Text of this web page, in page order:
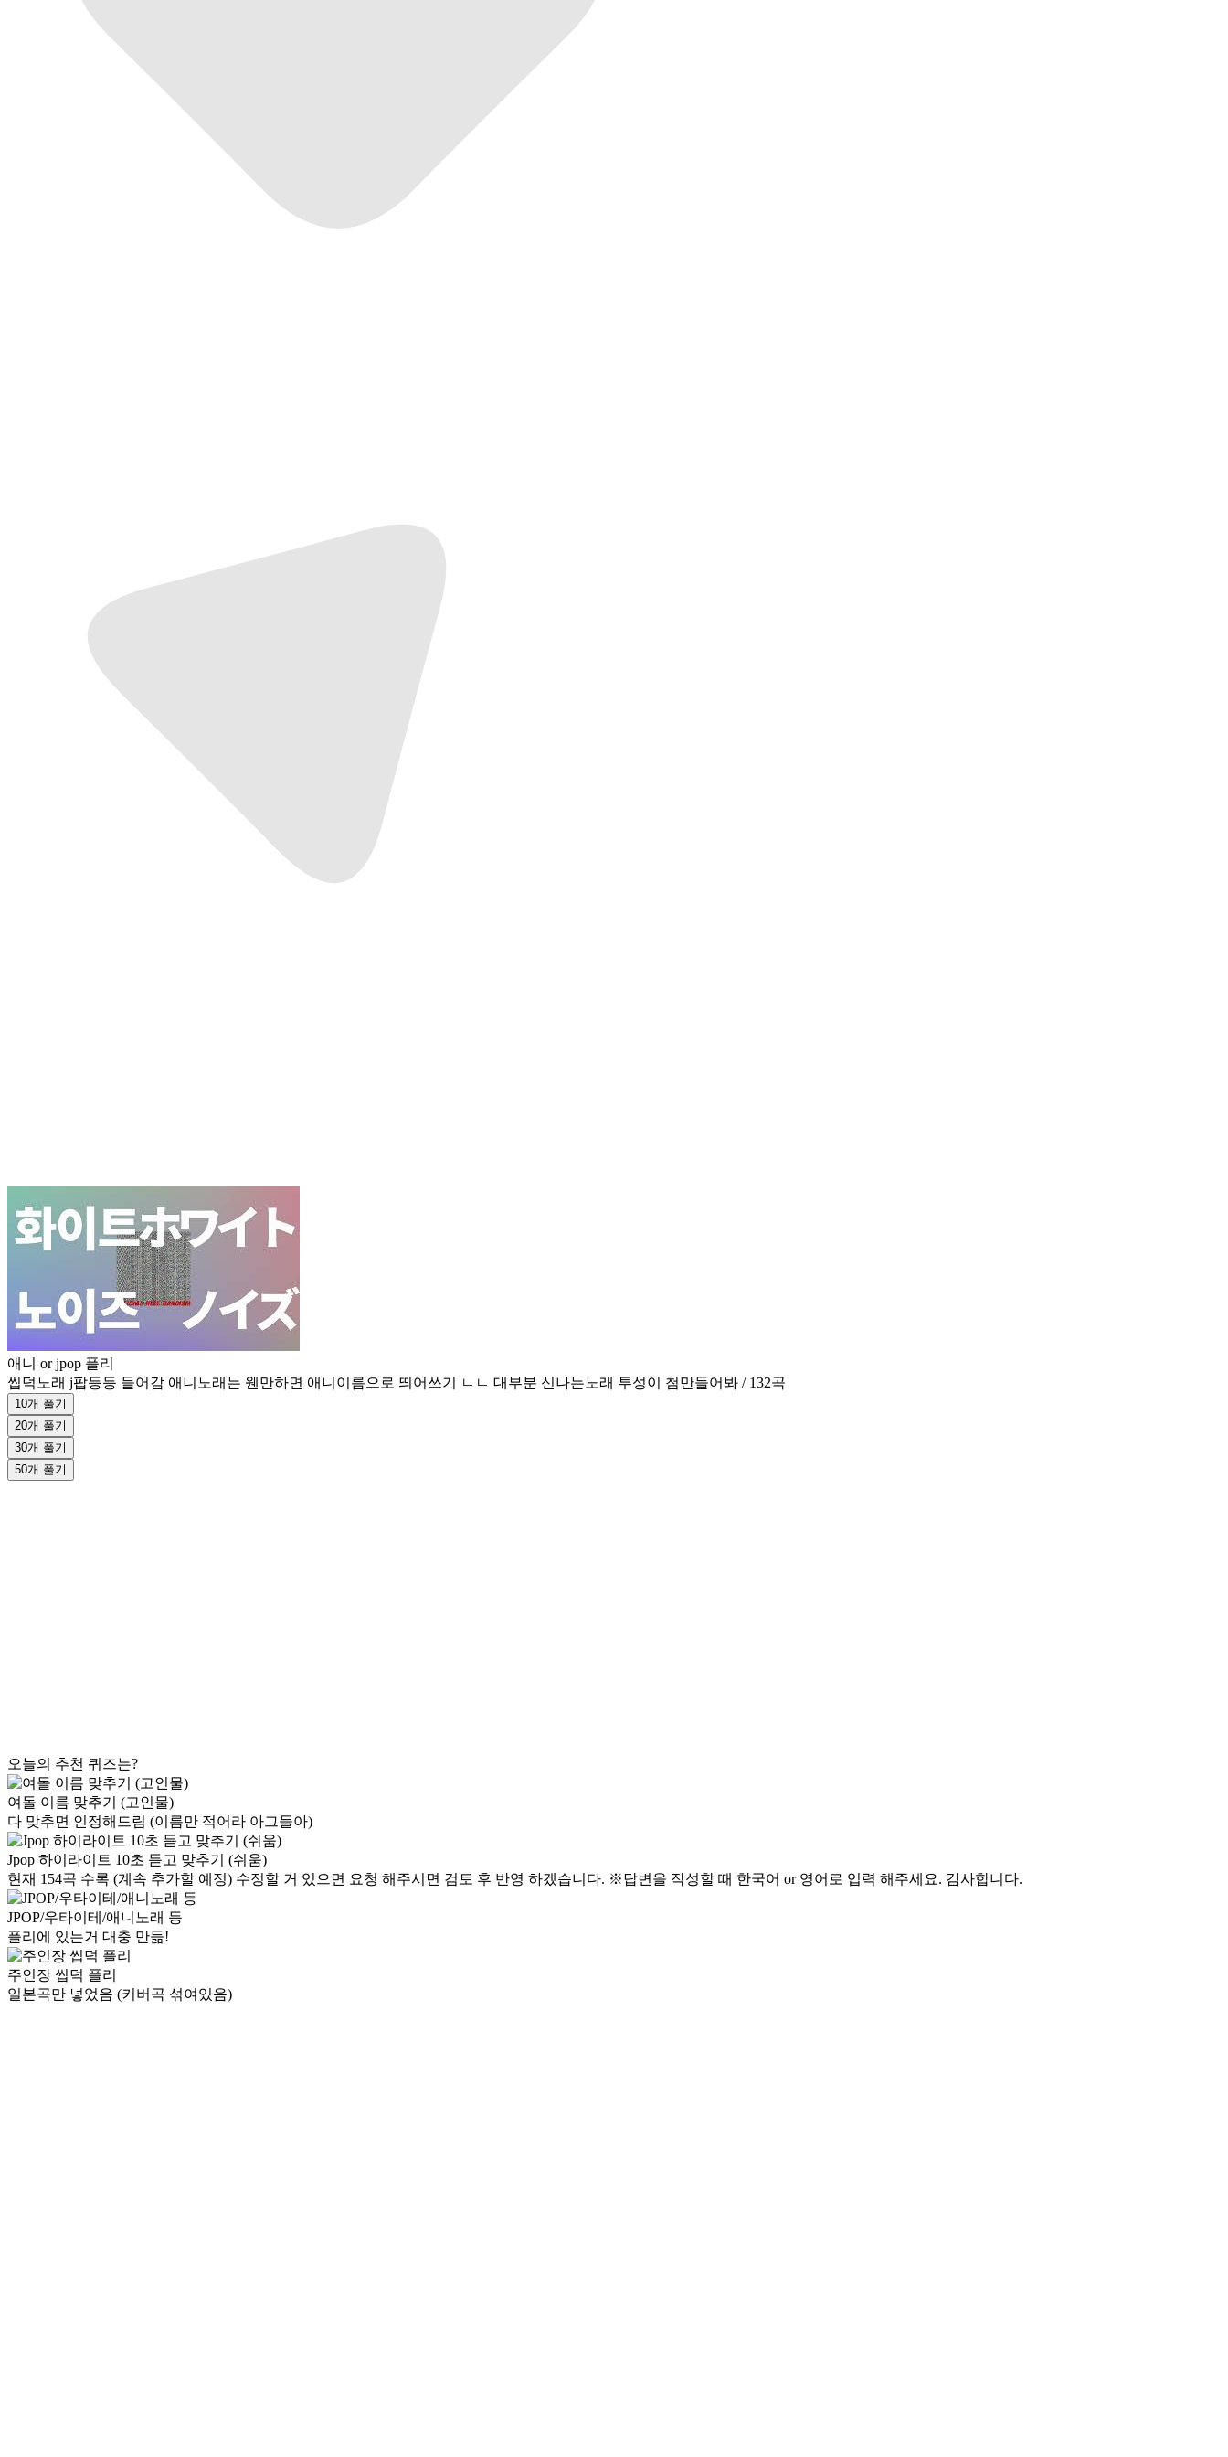
애니 or jpop 플리
씹덕노래 j팝등등 들어감 애니노래는 웬만하면 애니이름으로 띄어쓰기 ㄴㄴ 대부분 신나는노래 투성이 첨만들어봐 / 132곡
10개 풀기
20개 풀기
30개 풀기
50개 풀기
오늘의 추천 퀴즈는?
여돌 이름 맞추기 (고인물)
다 맞추면 인정해드림 (이름만 적어라 아그들아)
Jpop 하이라이트 10초 듣고 맞추기 (쉬움)
현재 154곡 수록 (계속 추가할 예정) 수정할 거 있으면 요청 해주시면 검토 후 반영 하겠습니다. ※답변을 작성할 때 한국어 or 영어로 입력 해주세요. 감사합니다.
JPOP/우타이테/애니노래 등
플리에 있는거 대충 만듦!
주인장 씹덕 플리
일본곡만 넣었음 (커버곡 섞여있음)